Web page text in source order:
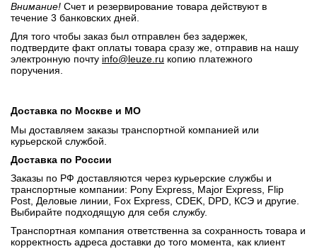
Внимание! Счет и резервирование товара действуют в
течение 3 банковских дней.
Для того чтобы заказ был отправлен без задержек,
подтвердите факт оплаты товара сразу же, отправив на нашу
электронную почту info@leuze.ru копию платежного
поручения.
Доставка по Москве и МО
Мы доставляем заказы транспортной компанией или
курьерской службой.
Доставка по России
Заказы по РФ доставляются через курьерские службы и
транспортные компании: Pony Express, Major Express, Flip
Post, Деловые линии, Fox Express, CDEK, DPD, КСЭ и другие.
Выбирайте подходящую для себя службу.
Транспортная компания ответственна за сохранность товара и
корректность адреса доставки до того момента, как клиент